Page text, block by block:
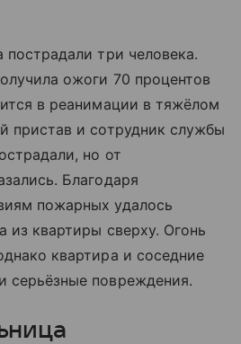
пострадали три человека.
ожоги 70 процентов
в реанимации в тяжёлом
пристав и сотрудник службы
но от
Благодаря
пожарных удалось
из квартиры сверху. Огонь
квартира и соседние
серьёзные повреждения.